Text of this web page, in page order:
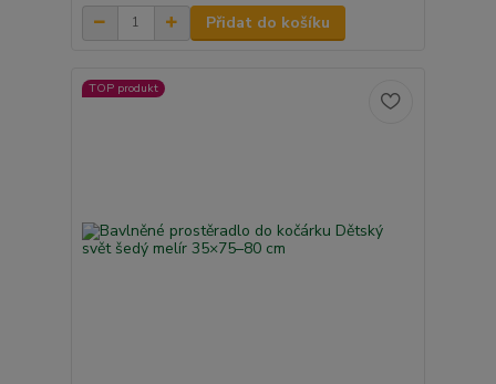
Přidat do košíku
TOP produkt